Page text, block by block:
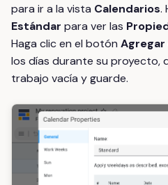
para ir a la vista Calendarios.
Estándar para ver las
Haga clic en el botón
los días durante su proyecto,
trabajo vacía y guarde.